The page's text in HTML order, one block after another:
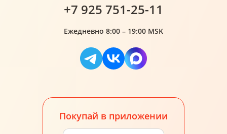
+7 925 751-25-11
Ежедневно 8:00 – 19:00 MSK
Покупай в приложении